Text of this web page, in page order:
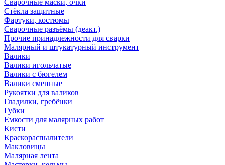
Сварочные маски, очки
Стёкла защитные
Фартуки, костюмы
Сварочные разъёмы (деакт.)
Прочие принадлежности для сварки
Малярный и штукатурный инструмент
Валики
Валики игольчатые
Валики с бюгелем
Валики сменные
Рукоятки для валиков
Гладилки, гребёнки
Губки
Емкости для малярных работ
Кисти
Краскораспылители
Макловицы
Малярная лента